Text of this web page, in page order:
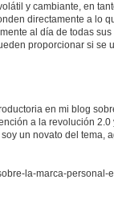
y cambiante, en
directamente a lo
al día de todas
proporcionar si se
en mi blog
a la revolución 2.0
un novato del tema,
la-marca-personal-